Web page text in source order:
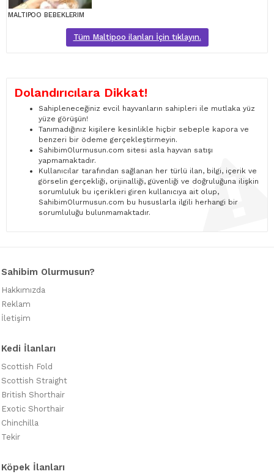
MALTIPOO BEBEKLERIM
Tüm Maltipoo ilanları İçin tıklayın.
Dolandırıcılara Dikkat!
Sahipleneceğiniz evcil hayvanların sahipleri ile mutlaka yüz
yüze görüşün!
Tanımadığınız kişilere kesinlikle hiçbir sebeple kapora ve
benzeri bir ödeme gerçekleştirmeyin.
SahibimOlurmusun.com sitesi asla hayvan satışı
yapmamaktadır.
Kullanıcılar tarafından sağlanan her türlü ilan, bilgi, içerik ve
görselin gerçekliği, orijinalliği, güvenliği ve doğruluğuna ilişkin
sorumluluk bu içerikleri giren kullanıcıya ait olup,
SahibimOlurmusun.com bu hususlarla ilgili herhangi bir
sorumluluğu bulunmamaktadır.
Sahibim Olurmusun?
Hakkımızda
Reklam
İletişim
Kedi İlanları
Scottish Fold
Scottish Straight
British Shorthair
Exotic Shorthair
Chinchilla
Tekir
Köpek İlanları